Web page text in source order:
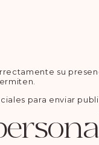
su
para enviar